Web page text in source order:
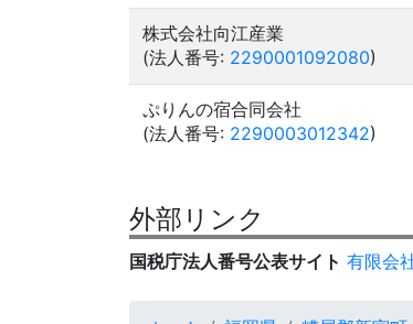
株式会社向江産業
(法人番号: 2290001092080)
ぷりんの宿合同会社
(法人番号: 2290003012342)
外部リンク
国税庁法人番号公表サイト 有限会